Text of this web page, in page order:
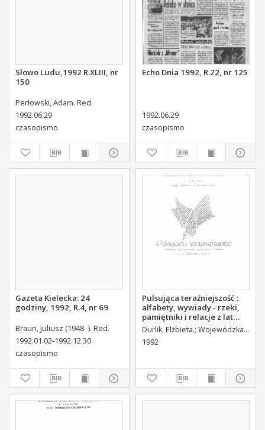
Słowo Ludu,1992 R.XLIII, nr
150
Perłowski, Adam. Red.
1992.06.29
czasopismo
Echo Dnia 1992, R.22, nr 125
1992.06.29
czasopismo
Gazeta Kielecka: 24
godziny, 1992, R.4, nr 69
Braun, Juliusz (1948- ). Red.
1992.01.02-1992.12.30
czasopismo
Pulsująca teraźniejszość :
alfabety, wywiady - rzeki,
pamiętniki i relacje z lat
1989-1992 w wyborze :
zestawienie bibliograficzne
Durlik, Elżbieta. Wojewódzka Biblioteka Publiczna w Kielcach. Dział Informacyjno-Bibliograficzny.
1992